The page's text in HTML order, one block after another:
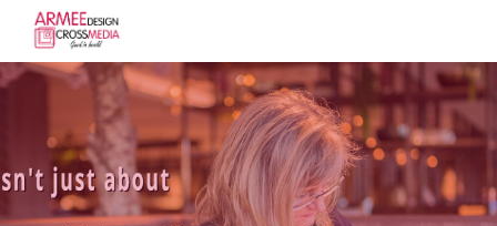
Skip to main content